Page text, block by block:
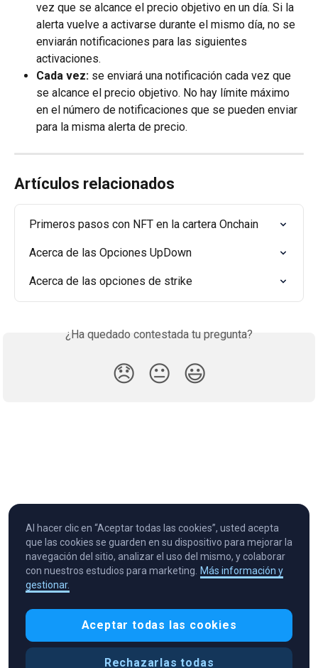
vez que se alcance el precio objetivo en un día. Si la
alerta vuelve a activarse durante el mismo día, no se
enviarán notificaciones para las siguientes
activaciones.
Cada vez: se enviará una notificación cada vez que
se alcance el precio objetivo. No hay límite máximo
en el número de notificaciones que se pueden enviar
para la misma alerta de precio.
Artículos relacionados
Primeros pasos con NFT en la cartera Onchain
Acerca de las Opciones UpDown
Acerca de las opciones de strike
¿Ha quedado contestada tu pregunta?
😞 😐 😃
Cryptocurrency in Every Wallet™
Al hacer clic en “Aceptar todas las cookies”, usted acepta
que las cookies se guarden en su dispositivo para mejorar la
navegación del sitio, analizar el uso del mismo, y colaborar
con nuestros estudios para marketing. Más información y
gestionar.
Aceptar todas las cookies
Rechazarlas todas